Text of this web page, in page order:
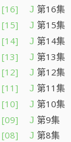
[16] J 第16集
[15] J 第15集
[14] J 第14集
[13] J 第13集
[12] J 第12集
[11] J 第11集
[10] J 第10集
[09] J 第9集
[08] J 第8集